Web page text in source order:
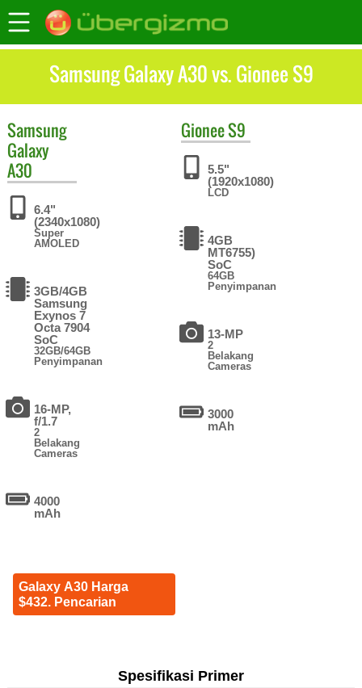
Samsung Galaxy A30 vs. Gionee S9
Samsung
Galaxy
A30
6.4"
(2340x1080)
Super
AMOLED
3GB/4GB
Samsung
Exynos 7
Octa 7904
SoC
32GB/64GB
Penyimpanan
16-MP,
f/1.7
2
Belakang
Cameras
4000
mAh
Galaxy A30 Harga
$432. Pencarian
GioneeS9
5.5"
(1920x1080)
LCD
4GB
MT6755)
SoC
64GB
Penyimpanan
13-MP
2
Belakang
Cameras
3000
mAh
Spesifikasi Primer